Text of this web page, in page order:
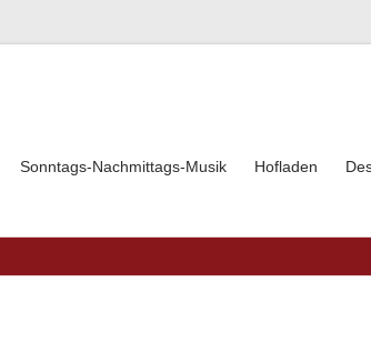
Sonntags-Nachmittags-Musik Hofladen